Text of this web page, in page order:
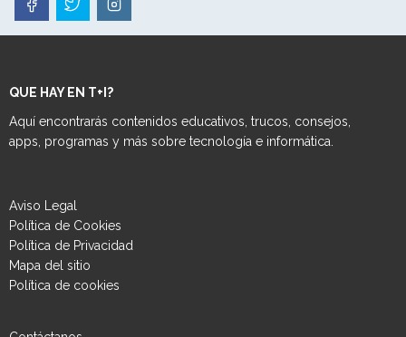
Aquí encontrarás contenidos educativos, trucos, consejos,
apps, programas y más sobre tecnología e informática.